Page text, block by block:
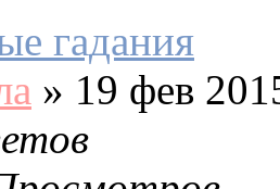
гадания
» 19 фев